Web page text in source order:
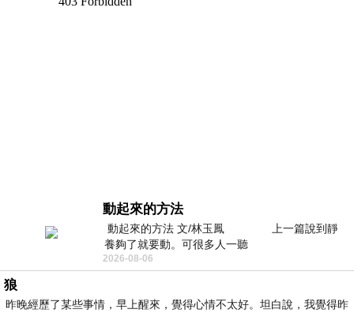
動起來的方法
動起來的方法 文/林玉鳳 上一篇說到靜
養夠了就要動。可很多人一聽
2026-08-06
狼
昨晚經歷了某些事情，早上醒來，覺得心情不太好。坦白說，我覺得昨